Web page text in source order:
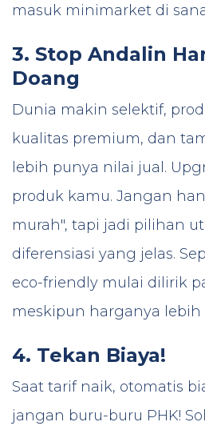
masuk minimarket di
3. Stop Andalin
Doang
Dunia makin selektif,
kualitas premium, dan
lebih punya nilai jual.
produk kamu. Jangan
murah", tapi jadi pilihan
diferensiasi yang jelas.
eco-friendly mulai dilirik
meskipun harganya
4. Tekan Biaya!
Saat tarif naik, otomatis
jangan buru-buru PHK!